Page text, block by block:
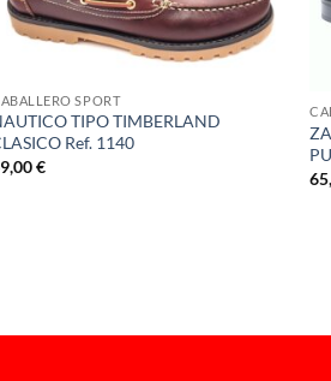
SPORT
TIPO TIMBERLAND
Ref. 1140
€